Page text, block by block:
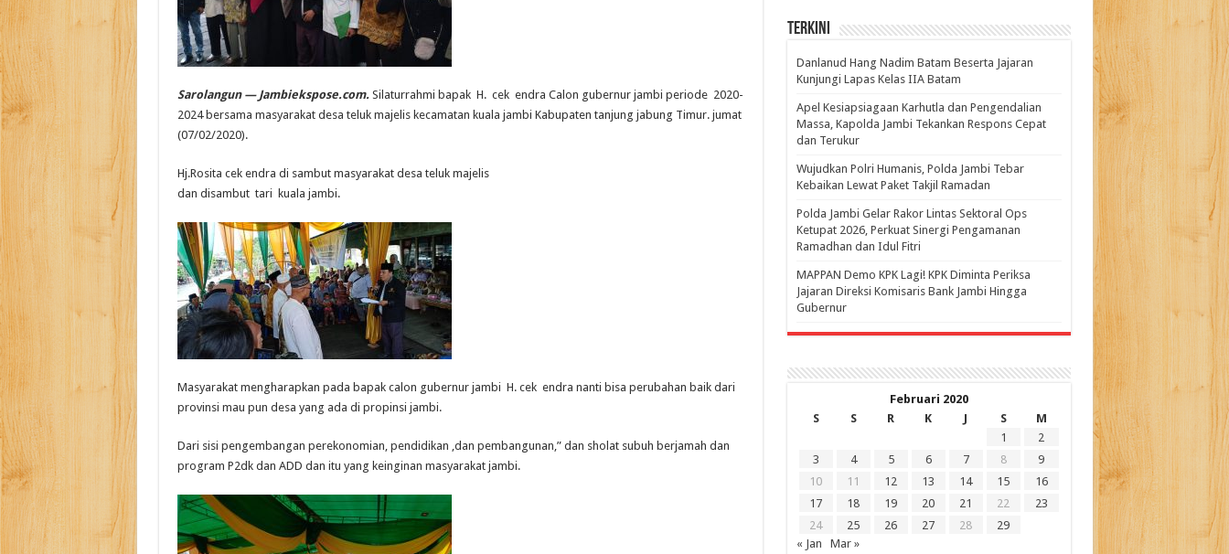
Sarolangun — Jambiekspose.com. Silaturrahmi bapak H. cek endra Calon gubernur jambi periode 2020-
2024 bersama masyarakat desa teluk majelis kecamatan kuala jambi Kabupaten tanjung jabung Timur. jumat
(07/02/2020).
Hj.Rosita cek endra di sambut masyarakat desa teluk majelis
dan disambut tari kuala jambi.
Masyarakat mengharapkan pada bapak calon gubernur jambi H. cek endra nanti bisa perubahan baik dari
provinsi mau pun desa yang ada di propinsi jambi.
Dari sisi pengembangan perekonomian, pendidikan ,dan pembangunan,” dan sholat subuh berjamah dan
program P2dk dan ADD dan itu yang keinginan masyarakat jambi.
Terkini
Danlanud Hang Nadim Batam Beserta Jajaran
Kunjungi Lapas Kelas IIA Batam
Apel Kesiapsiagaan Karhutla dan Pengendalian
Massa, Kapolda Jambi Tekankan Respons Cepat
dan Terukur
Wujudkan Polri Humanis, Polda Jambi Tebar
Kebaikan Lewat Paket Takjil Ramadan
Polda Jambi Gelar Rakor Lintas Sektoral Ops
Ketupat 2026, Perkuat Sinergi Pengamanan
Ramadhan dan Idul Fitri
‎MAPPAN Demo KPK Lagi! KPK Diminta Periksa
Jajaran Direksi Komisaris Bank Jambi Hingga
Gubernur ‎
Februari 2020
S
S R K J S
M
1
2
3
4 5 6 7 8
9
10
11 12 13 14 15
16
17
18 19 20 21 22
23
24
25 26 27 28
29
« Jan
Mar »